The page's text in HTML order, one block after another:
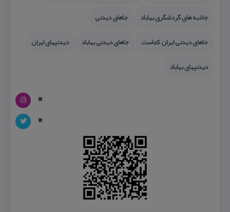
جاذبه های گردشگری بهاباد
جاهای دیدنی
جاهای دیدنی ایران كجاست
جاهای دیدنی بهاباد
دیدنیهای ایران
دیدنیهای بهاباد